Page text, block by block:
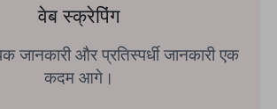
वेब स्क्रेपिंग
जानकारी और प्रतिस्पर्धी जानकारी एक
कदम आगे।